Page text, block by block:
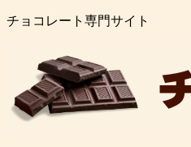
チョコレート専門サイト